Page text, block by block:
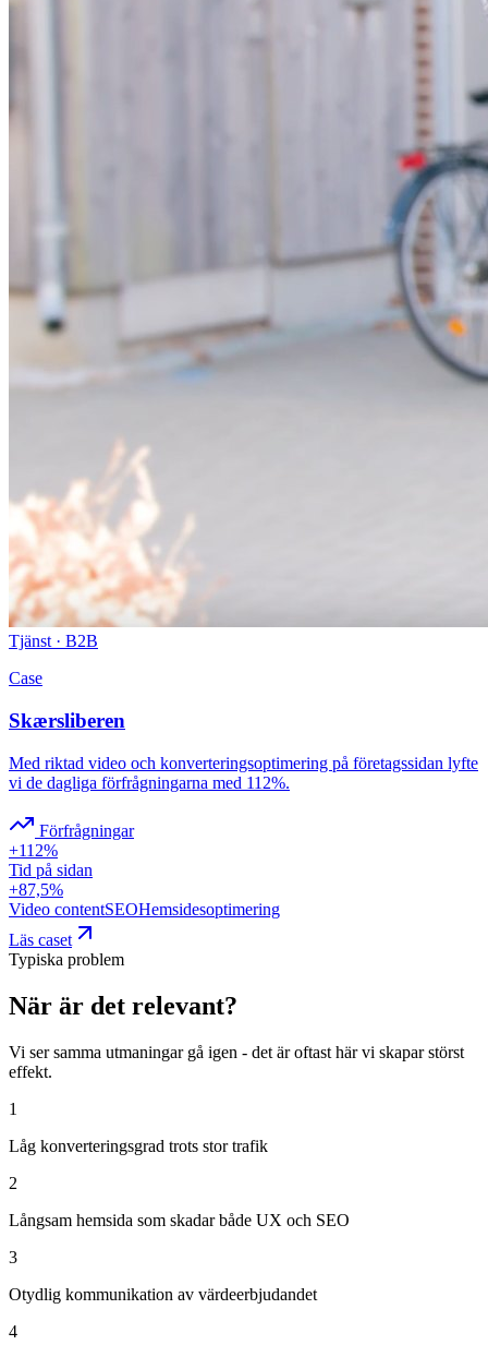
Tjänst · B2B
Case
Skærsliberen
Med riktad video och konverteringsoptimering på företagssidan lyfte
vi de dagliga förfrågningarna med 112%.
Förfrågningar
+112%
Tid på sidan
+87,5%
Video contentSEOHemsidesoptimering
Läs caset
Typiska problem
När är det relevant?
Vi ser samma utmaningar gå igen - det är oftast här vi skapar störst
effekt.
1
Låg konverteringsgrad trots stor trafik
2
Långsam hemsida som skadar både UX och SEO
3
Otydlig kommunikation av värdeerbjudandet
4